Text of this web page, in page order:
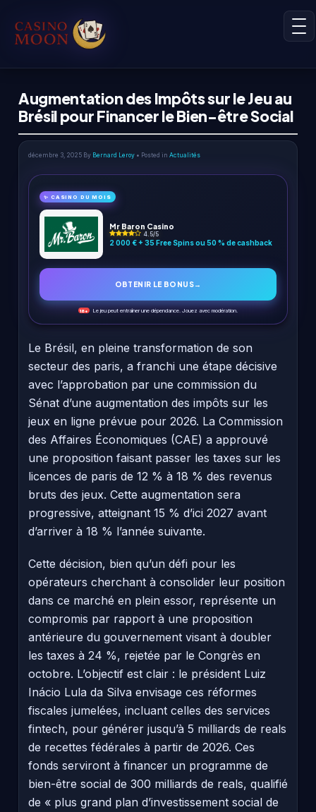
Augmentation des Impôts sur le Jeu au
Brésil pour Financer le Bien-être Social
décembre 3, 2025 By Bernard Leroy • Posted in Actualités
✨ CASINO DU MOIS
Mr Baron Casino
4.5/5
2 000 € + 35 Free Spins ou 50 % de cashback
OBTENIR LE BONUS→
18+ Le jeu peut entraîner une dépendance. Jouez avec modération.
Le Brésil, en pleine transformation de son
secteur des paris, a franchi une étape décisive
avec l’approbation par une commission du
Sénat d’une augmentation des impôts sur les
jeux en ligne prévue pour 2026. La Commission
des Affaires Économiques (CAE) a approuvé
une proposition faisant passer les taxes sur les
licences de paris de 12 % à 18 % des revenus
bruts des jeux. Cette augmentation sera
progressive, atteignant 15 % d’ici 2027 avant
d’arriver à 18 % l’année suivante.
Cette décision, bien qu’un défi pour les
opérateurs cherchant à consolider leur position
dans ce marché en plein essor, représente un
compromis par rapport à une proposition
antérieure du gouvernement visant à doubler
les taxes à 24 %, rejetée par le Congrès en
octobre. L’objectif est clair : le président Luiz
Inácio Lula da Silva envisage ces réformes
fiscales jumelées, incluant celles des services
fintech, pour générer jusqu’à 5 milliards de reals
de recettes fédérales à partir de 2026. Ces
fonds serviront à financer un programme de
bien-être social de 300 milliards de reals, qualifié
de « plus grand plan d’investissement social de